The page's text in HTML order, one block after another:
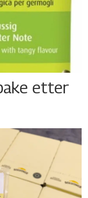
etter